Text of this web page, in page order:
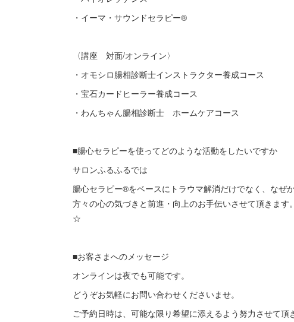
・イーマ・サウンドセラピー®️
〈講座 対面/オンライン〉
・オモシロ腸相診断士インストラクター養成コース
・宝石カードヒーラー養成コース
・わんちゃん腸相診断士 ホームケアコース
■腸心セラピーを使ってどのような活動をしたいですか
サロンふるふるでは
腸心セラピー®️をベースにトラウマ解消だけでなく、なぜ
方々の心の気づきと前進・向上のお手伝いさせて頂きま
☆
■お客さまへのメッセージ
オンラインは夜でも可能です。
どうぞお気軽にお問い合わせくださいませ。
ご予約日時は、可能な限り希望に添えるよう努力させて